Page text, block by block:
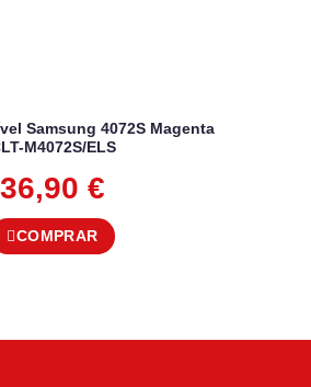
Samsung 4072S Magenta
M4072S/ELS
36,90 €
COMPRAR